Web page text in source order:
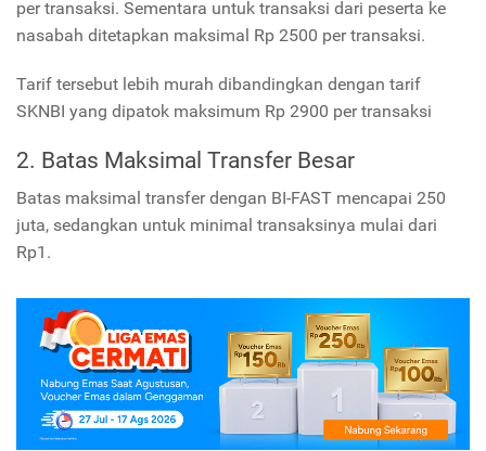
per transaksi. Sementara untuk transaksi dari peserta ke
nasabah ditetapkan maksimal Rp 2500 per transaksi.
Tarif tersebut lebih murah dibandingkan dengan tarif
SKNBI yang dipatok maksimum Rp 2900 per transaksi
2. Batas Maksimal Transfer Besar
Batas maksimal transfer dengan BI-FAST mencapai 250
juta, sedangkan untuk minimal transaksinya mulai dari
Rp1.